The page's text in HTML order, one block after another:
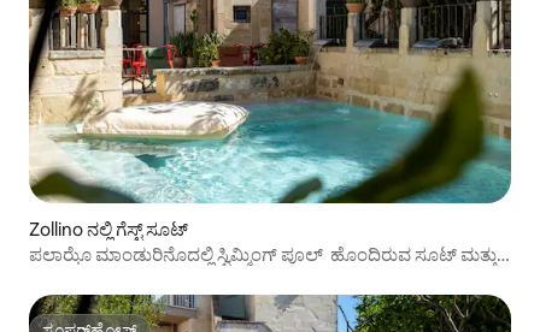
Zollino ನಲ್ಲಿ ಗೆಸ್ಟ್ ಸೂಟ್
ಪಲಾಝೊ ಮಾಂಡುರಿನೊದಲ್ಲಿ ಸ್ವಿಮ್ಮಿಂಗ್ ಪೂಲ್ ‌ ಹೊಂದಿರುವ ಸೂಟ್ ಮತ್ತು